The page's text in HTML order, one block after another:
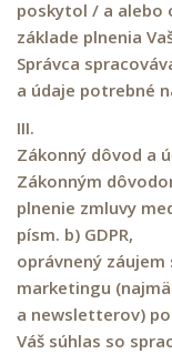
poskytol / a alebo
základe plnenia
Správca
a údaje potrebné
III.
Zákonný dôvod a
Zákonným
plnenie zmluvy
písm. b) GDPR,
oprávnený
marketingu
a newsletterov)
Váš súhlas so